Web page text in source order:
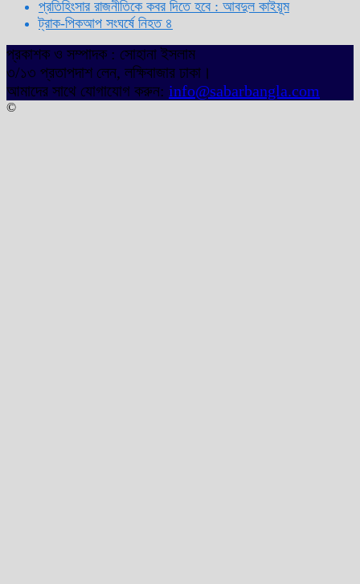
প্রতিহিংসার রাজনীতিকে কবর দিতে হবে : আবদুল কাইয়ূম
ট্রাক-পিকআপ সংঘর্ষে নিহত ৪
প্রকাশক ও সম্পাদক : সোহানা ইসলাম
৩/১৩ প্রতাপদাশ লেন, লক্ষিবাজার ঢাকা।
আমাদের সাথে যোগাযোগ করুন: info@sabarbangla.com
©